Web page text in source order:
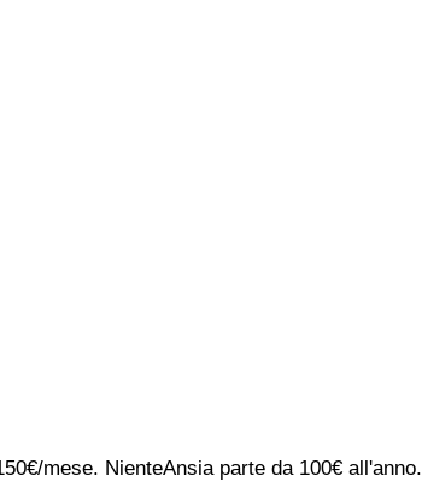
mese. NienteAnsia parte da 100€ all'anno.